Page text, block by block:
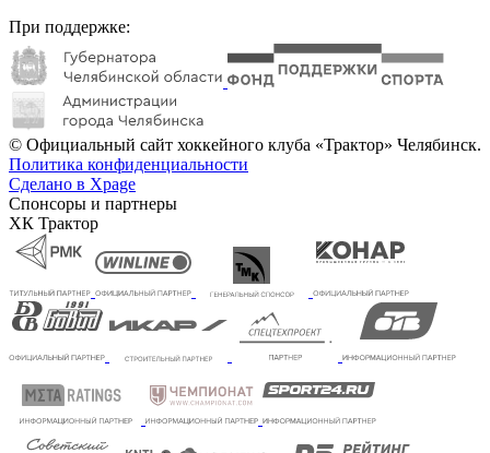
При поддержке:
© Официальный сайт хоккейного клуба «Трактор» Челябинск.
Политика конфиденциальности
Сделано в Xpage
Спонсоры и партнеры
ХК Трактор